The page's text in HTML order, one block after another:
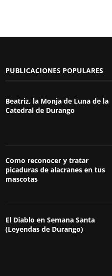
PUBLICACIONES POPULARES
Beatriz, la Monja de Luna de la
Catedral de Durango
Como reconocer y tratar
picaduras de alacranes en tus
mascotas
El Diablo en Semana Santa
(Leyendas de Durango)